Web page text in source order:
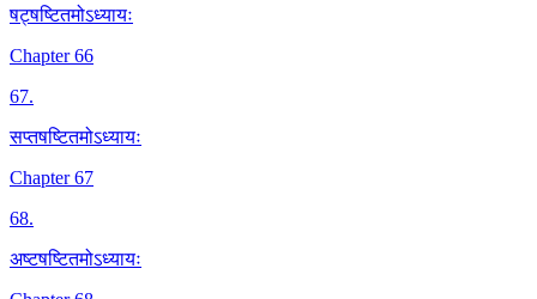
षट्षष्टितमोऽध्यायः
Chapter 66
67.
सप्तषष्टितमोऽध्यायः
Chapter 67
68.
अष्टषष्टितमोऽध्यायः